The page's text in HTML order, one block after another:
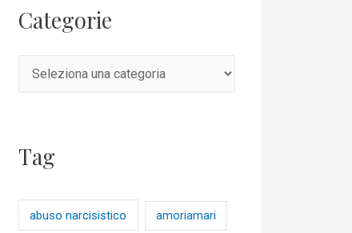
Categorie
Tag
abuso narcisistico amoriamari